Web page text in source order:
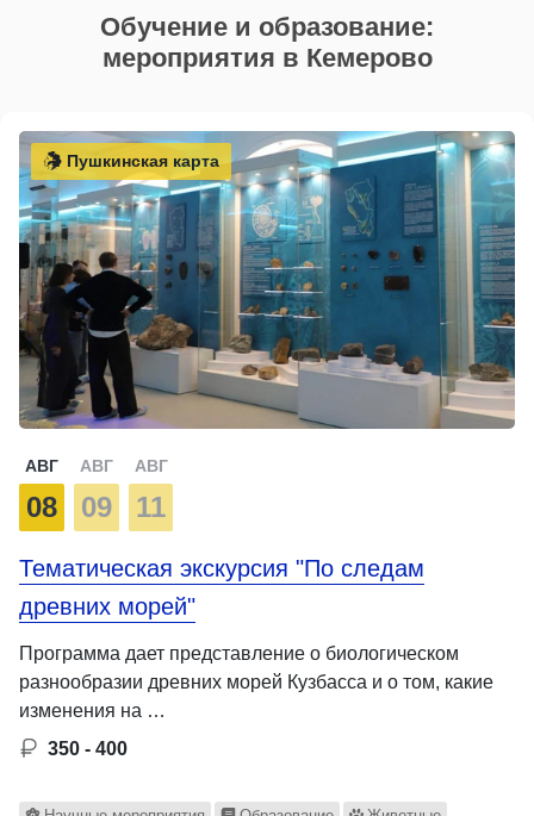
Обучение и образование:
мероприятия в Кемерово
Пушкинская карта
АВГ
08
АВГ
09
АВГ
11
Тематическая экскурсия "По следам
древних морей"
Программа дает представление о биологическом
разнообразии древних морей Кузбасса и о том, какие
изменения на …
350 - 400